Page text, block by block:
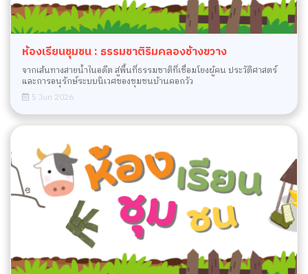
ห้องเรียนชุมชน : ธรรมชาติริมคลองช้างขวาง
จากเส้นทางสายน้ำในอดีต สู่พื้นที่ธรรมชาติที่เชื่อมโยงผู้คน ประวัติศาสตร์
และการอนุรักษ์ระบบนิเวศของชุมชนบ้านคอกวัว
5 Jun 2026